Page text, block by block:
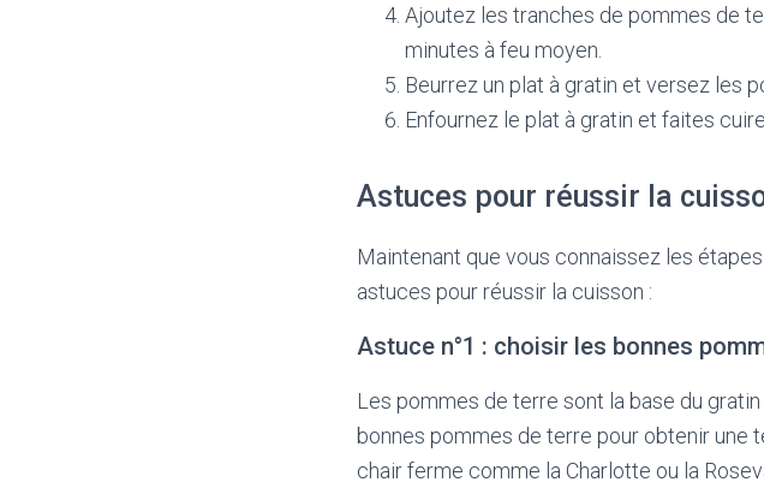
Ajoutez les tranches de pommes de
minutes à feu moyen.
Beurrez un plat à gratin et versez les
Enfournez le plat à gratin et faites
Astuces pour réussir la
Maintenant que vous connaissez les
astuces pour réussir la cuisson :
Astuce n°1 : choisir les bonnes
Les pommes de terre sont la base du
bonnes pommes de terre pour obtenir
chair ferme comme la Charlotte ou la